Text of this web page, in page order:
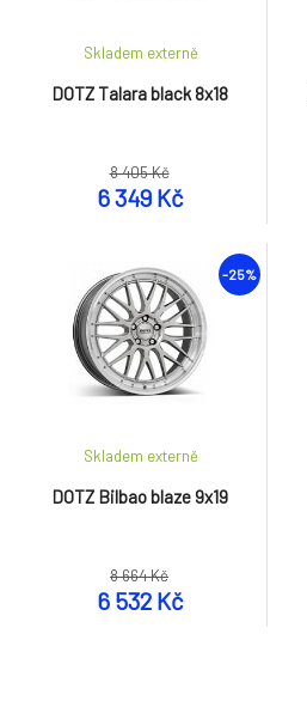
DOTZ Talara black 8x18
Skladem externě
8 405 Kč
6 349 Kč
-25%
DOTZ Bilbao blaze 9x19
Skladem externě
8 664 Kč
6 532 Kč